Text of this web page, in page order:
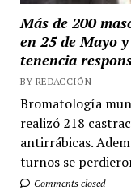
Más de 200
en 25 de Mayo
tenencia
BY REDACCIÓN
Bromatología
realizó 218
antirrábicas.
turnos se
Comments closed